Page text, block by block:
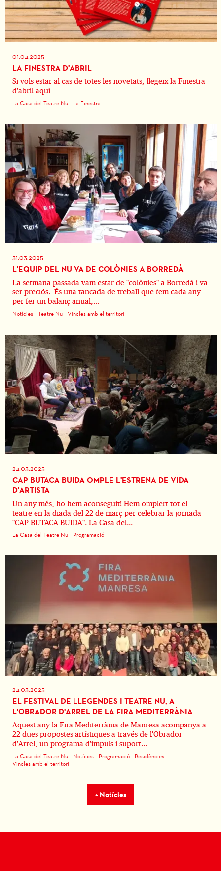
01.04.2025
LA FINESTRA D'ABRIL
Si vols estar al cas de totes les novetats, llegeix la Finestra
d'abril aquí
La Casa del Teatre Nu La Finestra
31.03.2025
L'EQUIP DEL NU VA DE COLÒNIES A BORREDÀ
La setmana passada vam estar de "colònies" a Borredà i va
ser preciós. És una tancada de treball que fem cada any
per fer un balanç anual,...
Notícies Teatre Nu Vincles amb el territori
24.03.2025
CAP BUTACA BUIDA OMPLE L'ESTRENA DE VIDA
D'ARTISTA
Un any més, ho hem aconseguit! Hem omplert tot el
teatre en la diada del 22 de març per celebrar la jornada
"CAP BUTACA BUIDA". La Casa del...
La Casa del Teatre Nu Programació
24.03.2025
EL FESTIVAL DE LLEGENDES I TEATRE NU, A
L'OBRADOR D'ARREL DE LA FIRA MEDITERRÀNIA
Aquest any la Fira Mediterrània de Manresa acompanya a
22 dues propostes artístiques a través de l'Obrador
d'Arrel, un programa d'impuls i suport...
La Casa del Teatre Nu Notícies Programació
Residències
Vincles amb el territori
+ Notícies